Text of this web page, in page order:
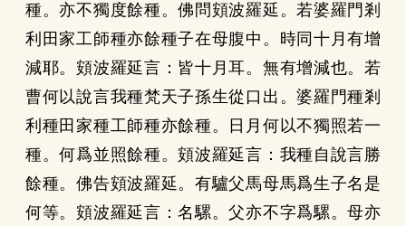
種。亦不獨度餘種。佛問頞波羅延。若婆羅門剎
利田家工師種亦餘種子在母腹中。時同十月有增
減耶。頞波羅延言：皆十月耳。無有增減也。若
曹何以說言我種梵天子孫生從口出。婆羅門種剎
利種田家種工師種亦餘種。日月何以不獨照若一
種。何爲並照餘種。頞波羅延言：我種自說言勝
餘種。佛告頞波羅延。有驢父馬母馬爲生子名是
何等。頞波羅延言：名騾。父亦不字爲騾。母亦